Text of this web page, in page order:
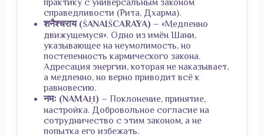
практику с универсальным законом
справедливости (Рита, Дхарма).
शनैश्चराय (ŚANAIŚCARĀYA) – «Медленно
движущемуся». Одно из имён Шани,
указывающее на неумолимость, но
постепенность кармического закона.
Адресация энергии, которая не наказывает,
а медленно, но верно приводит всё к
равновесию.
नमः (NAMAḤ) – Поклонение, принятие,
настройка. Добровольное согласие на
сотрудничество с этим законом, а не
попытка его избежать.